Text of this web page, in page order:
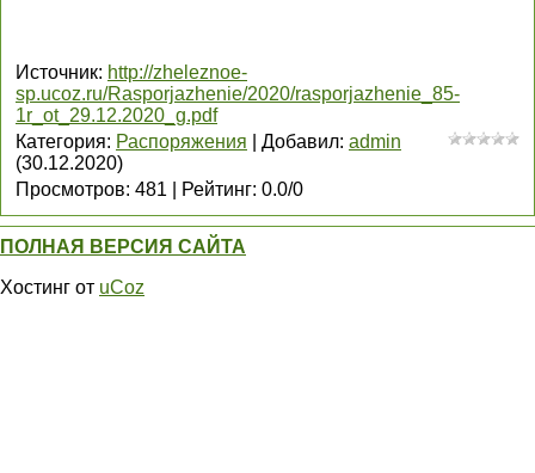
Источник: http://zheleznoe-
sp.ucoz.ru/Rasporjazhenie/2020/rasporjazhenie_85-
1r_ot_29.12.2020_g.pdf
Категория: Распоряжения Добавил: admin
(30.12.2020)
Просмотров: 481 Рейтинг: 0.0/0
ПОЛНАЯ ВЕРСИЯ САЙТА
Хостинг от uCoz